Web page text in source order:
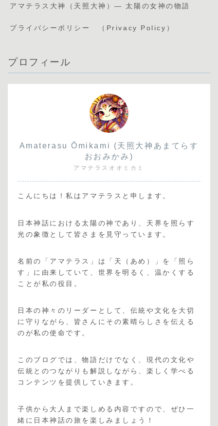
アマテラス大神（天照大神）— 太陽の女神の物語
プライバシーポリシー （Privacy Policy）
プロフィール
Amaterasu Ōmikami (天照大神あまてらす
おおみかみ)
アマテラスオオミカミ
こんにちは！私はアマテラスと申します。
日本神話における太陽の神であり、天界を照らす
光の象徴として皆さまを見守っています。
名前の「アマテラス」は「天（あめ）」を「照ら
す」に由来していて、世界を明るく、温かくする
ことが私の役目。
日本の神々のリーダーとして、伝統や文化を大切
に守りながら、皆さんにその素晴らしさを伝える
のが私の使命です。
このブログでは、物語だけでなく、現代の文化や
伝統とのつながりも解説しながら、楽しく学べる
コンテンツを提供していきます。
子供から大人まで楽しめる内容ですので、ぜひ一
緒に日本神話の旅を楽しみましょう！